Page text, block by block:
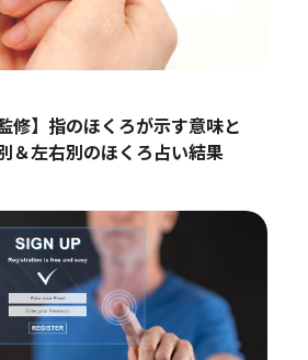
修】指のほくろが示す意味と
＆左右別のほくろ占い結果